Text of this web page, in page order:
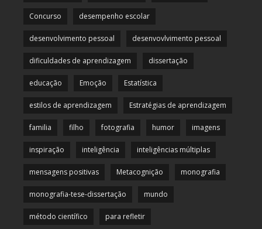
Concurso desempenho escolar
desenvolvimento pessoal desenvovlvimento pessoal
dificuldades de aprendizagem dissertação
educação Emoção Estatística
estilos de aprendizagem Estratégias de aprendizagem
familia filho fotografia humor imagens
inspiração inteligência inteligências múltiplas
mensagens positivas Metacognição monografia
monografia-tese-dissertação mundo
método científico para refletir